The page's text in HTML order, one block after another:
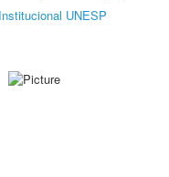
UNESP